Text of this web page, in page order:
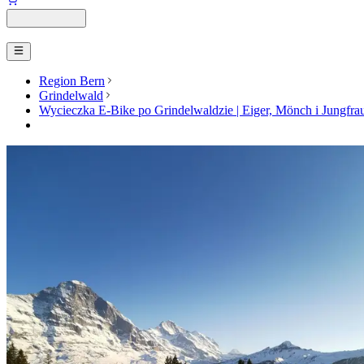
Region Bern
Grindelwald
Wycieczka E-Bike po Grindelwaldzie | Eiger, Mönch i